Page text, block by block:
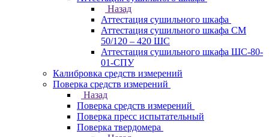
Назад
Аттестация сушильного шкафа
Аттестация сушильного шкафа СМ
50/120 – 420 ШС
Аттестация сушильного шкафа ШС-80-
01-СПУ
Калибровка средств измерений
Поверка средств измерений
Назад
Поверка средств измерений
Поверка пресс испытательный
Поверка твердомера